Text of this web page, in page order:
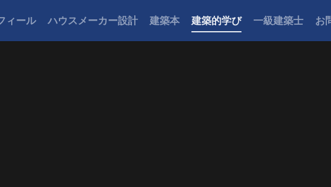
ィール ハウスメーカー設計 建築本 建築的学び 一級建築士 お